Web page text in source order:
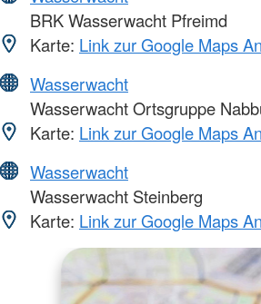
BRK Wasserwacht Pfreimd
Karte: Link zur Google Maps
Wasserwacht
Wasserwacht Ortsgruppe
Karte: Link zur Google Maps
Wasserwacht
Wasserwacht Steinberg
Karte: Link zur Google Maps